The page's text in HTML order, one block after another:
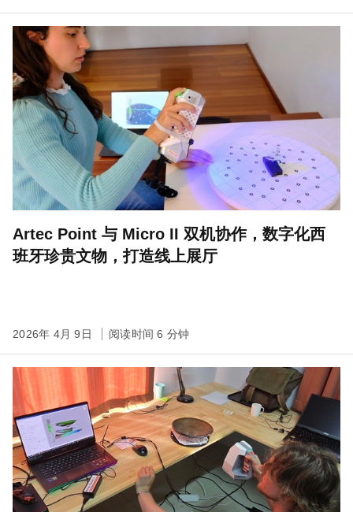
Artec Point 与 Micro II 双机协作，数字化西
班牙珍贵文物，打造线上展厅
2026年 4月 9日 阅读时间 6 分钟